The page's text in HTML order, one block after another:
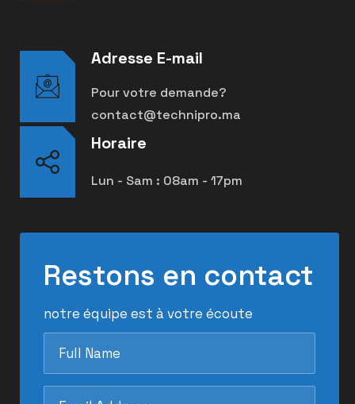
Adresse E-mail
Pour votre demande?
contact@technipro.ma
Horaire
Lun - Sam : 08am - 17pm
Restons en contact
notre équipe est à votre écoute